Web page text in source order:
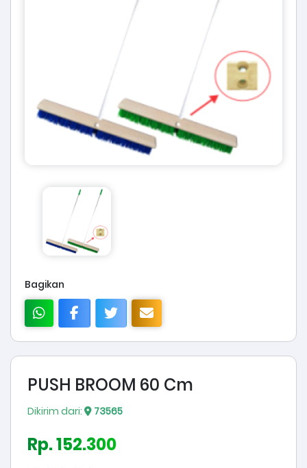
Bagikan
PUSH BROOM 60 Cm
Dikirim dari: 73565
Rp. 152.300